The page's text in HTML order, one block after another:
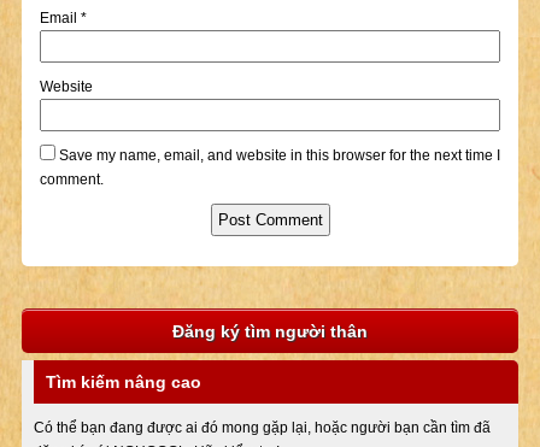
Email *
Website
Save my name, email, and website in this browser for the next time I
comment.
Đăng ký tìm người thân
Tìm kiếm nâng cao
Có thể bạn đang được ai đó mong gặp lại, hoặc người bạn cần tìm đã